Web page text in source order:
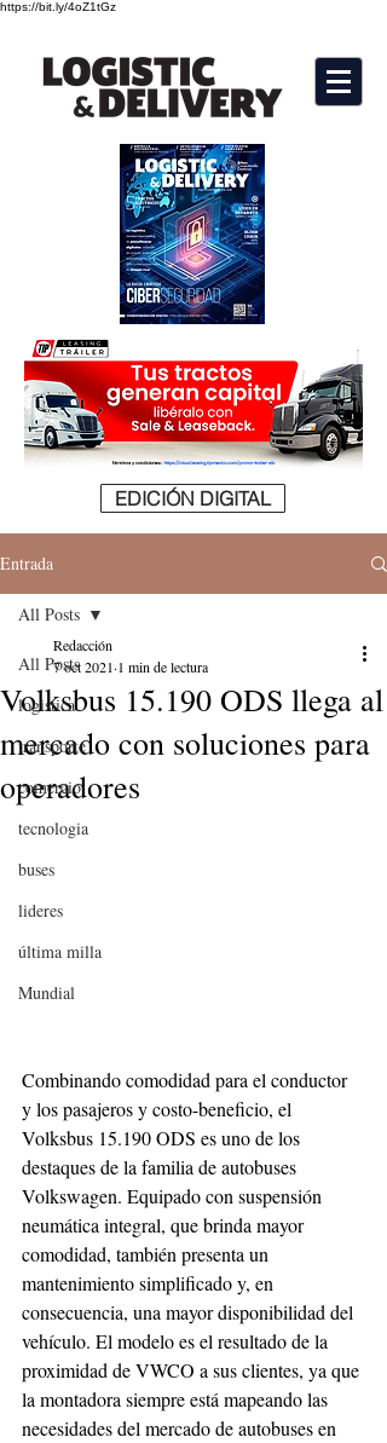
https://bit.ly/4oZ1tGz
EDICIÓN DIGITAL
Entrada
All Posts
logistica
transporte
comercio
tecnologia
buses
lideres
última milla
Mundial
All Posts
Volksbus 15.190 ODS llega al
mercado con soluciones para
operadores
Redacción
7 oct 2021 1 min de lectura
Combinando comodidad para el conductor
y los pasajeros y costo-beneficio, el
Volksbus 15.190 ODS es uno de los
destaques de la familia de autobuses
Volkswagen. Equipado con suspensión
neumática integral, que brinda mayor
comodidad, también presenta un
mantenimiento simplificado y, en
consecuencia, una mayor disponibilidad del
vehículo. El modelo es el resultado de la
proximidad de VWCO a sus clientes, ya que
la montadora siempre está mapeando las
necesidades del mercado de autobuses en